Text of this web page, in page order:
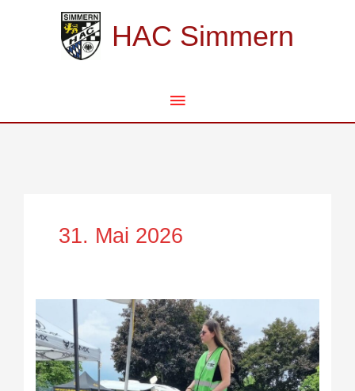
HAC Simmern
31. Mai 2026
Gast
beim
MSC
Christophorus
Bad